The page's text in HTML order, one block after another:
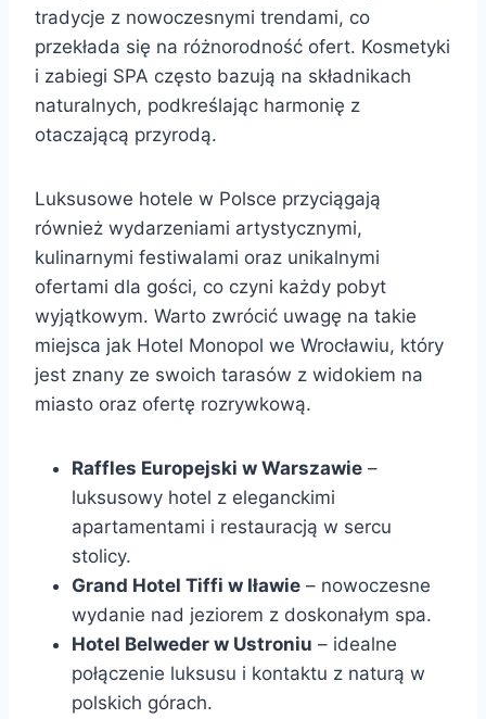
tradycje z nowoczesnymi trendami, co
przekłada się na różnorodność ofert. Kosmetyki
i zabiegi SPA często bazują na składnikach
naturalnych, podkreślając harmonię z
otaczającą przyrodą.
Luksusowe hotele w Polsce przyciągają
również wydarzeniami artystycznymi,
kulinarnymi festiwalami oraz unikalnymi
ofertami dla gości, co czyni każdy pobyt
wyjątkowym. Warto zwrócić uwagę na takie
miejsca jak Hotel Monopol we Wrocławiu, który
jest znany ze swoich tarasów z widokiem na
miasto oraz ofertę rozrywkową.
Raffles Europejski w Warszawie –
luksusowy hotel z eleganckimi
apartamentami i restauracją w sercu
stolicy.
Grand Hotel Tiffi w Iławie – nowoczesne
wydanie nad jeziorem z doskonałym spa.
Hotel Belweder w Ustroniu – idealne
połączenie luksusu i kontaktu z naturą w
polskich górach.